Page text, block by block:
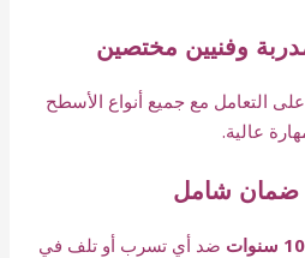
التعامل مع جميع أنواع الأسطح
عالية.
ضد أي تسرب أو تلف في